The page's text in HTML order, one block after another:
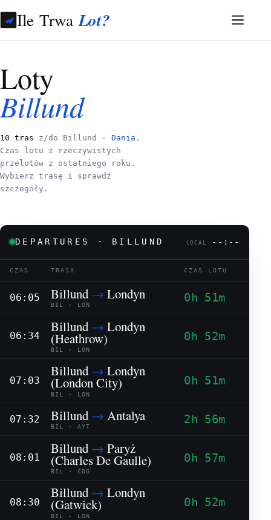
Ile TrwaLot?
Loty
Billund
10 tras z/do Billund · Dania .
Czas lotu z rzeczywistych
przelotów z ostatniego roku.
Wybierz trasę i sprawdź
szczegóły.
DEPARTURES · BILLUND LOCAL --:--
CZAS TRASA CZAS LOTU
06:05 Billund → Londyn
BIL · LON
0h 51m
06:34
Billund → Londyn
(Heathrow)
BIL · LON
0h 52m
07:03
Billund → Londyn
(London City)
BIL · LON
0h 51m
07:32 Billund → Antalya
BIL · AYT
2h 56m
08:01
Billund → Paryż
(Charles De Gaulle)
BIL · CDG
0h 57m
08:30
Billund → Londyn
(Gatwick)
BIL · LON
0h 52m